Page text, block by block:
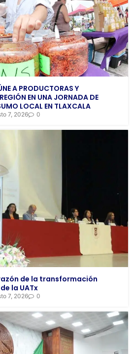
A PRODUCTORAS Y
EN UNA JORNADA DE
LOCAL EN TLAXCALA
7, 2026 0
de la transformación
la UATx
7, 2026 0